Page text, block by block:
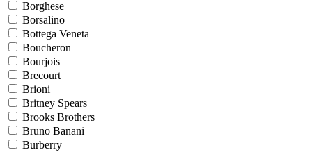
Borghese
Borsalino
Bottega Veneta
Boucheron
Bourjois
Brecourt
Brioni
Britney Spears
Brooks Brothers
Bruno Banani
Burberry